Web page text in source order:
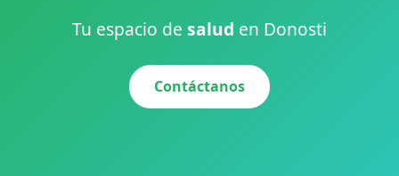
Tu espacio de salud en Donosti
Contáctanos